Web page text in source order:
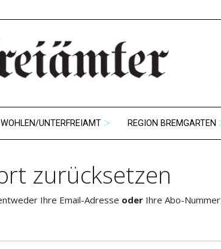
WOHLEN/UNTERFREIAMT REGION BREMGARTEN